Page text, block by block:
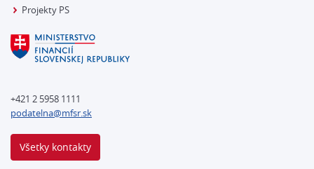
Projekty PS
+421 2 5958 1111
podatelna@mfsr.sk
Všetky kontakty